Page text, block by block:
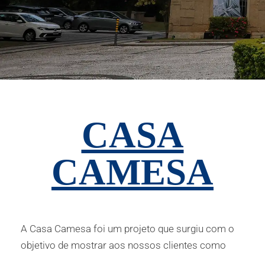
CASA
CAMESA
A Casa Camesa foi um projeto que surgiu com o
objetivo de mostrar aos nossos clientes como